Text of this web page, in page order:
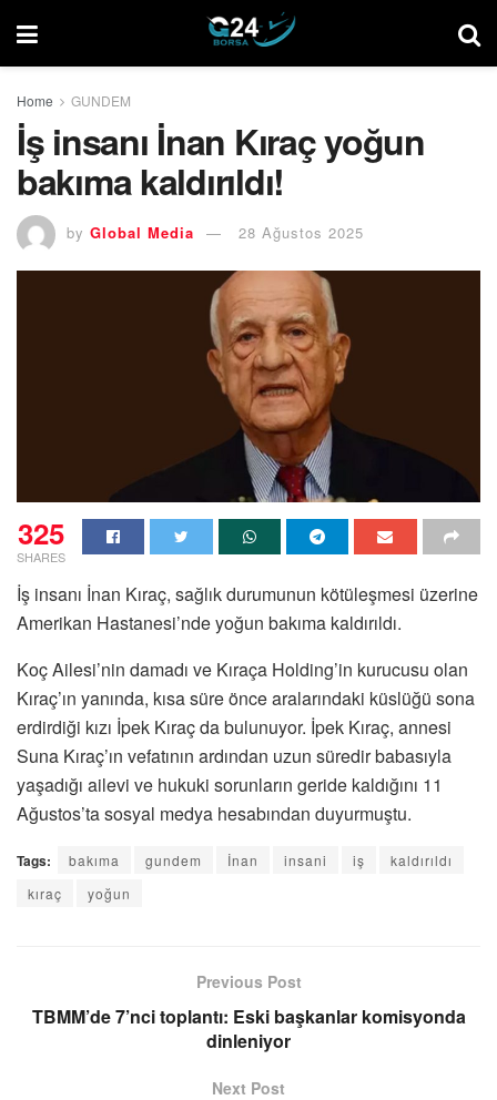
Home GUNDEM
İş insanı İnan Kıraç yoğun
bakıma kaldırıldı!
by Global Media 28 Ağustos 2025
325
SHARES
İş insanı İnan Kıraç, sağlık durumunun kötüleşmesi üzerine
Amerikan Hastanesi’nde yoğun bakıma kaldırıldı.
Koç Ailesi’nin damadı ve Kıraça Holding’in kurucusu olan
Kıraç’ın yanında, kısa süre önce aralarındaki küslüğü sona
erdirdiği kızı İpek Kıraç da bulunuyor. İpek Kıraç, annesi
Suna Kıraç’ın vefatının ardından uzun süredir babasıyla
yaşadığı ailevi ve hukuki sorunların geride kaldığını 11
Ağustos’ta sosyal medya hesabından duyurmuştu.
Tags: bakıma gundem İnan insani iş
kaldırıldı
kıraç
yoğun
Previous Post
TBMM’de 7’nci toplantı: Eski başkanlar komisyonda
dinleniyor
Next Post